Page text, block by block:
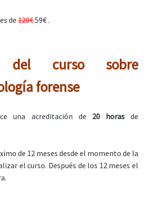
de 120€59€ .
del curso sobre
forense
una acreditación de 20 horasde
de 12 meses desde el momento de la
el curso. Después de los 12 meses el